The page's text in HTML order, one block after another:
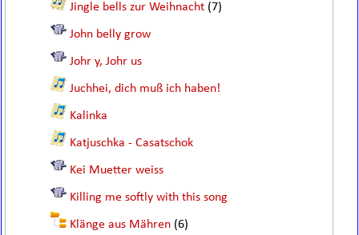
Jingle bells zur Weihnacht (7)
John belly grow
Johr y, Johr us
Juchhei, dich muß ich haben!
Kalinka
Katjuschka - Casatschok
Kei Muetter weiss
Killing me softly with this song
Klänge aus Mähren (6)